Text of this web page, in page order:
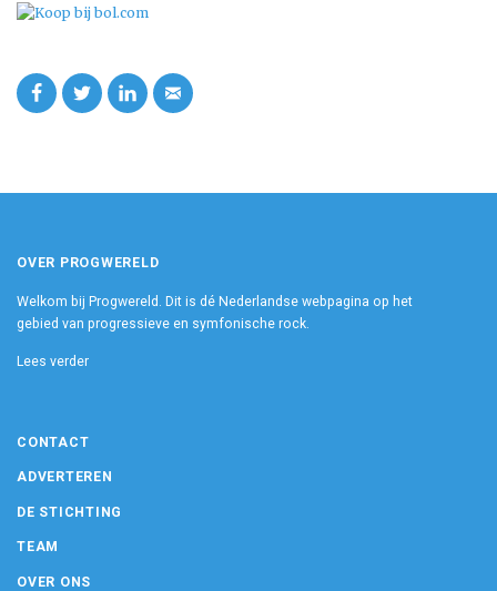
OVER PROGWERELD
Welkom bij Progwereld. Dit is dé Nederlandse webpagina op het
gebied van progressieve en symfonische rock.
Lees verder
CONTACT
ADVERTEREN
DE STICHTING
TEAM
OVER ONS